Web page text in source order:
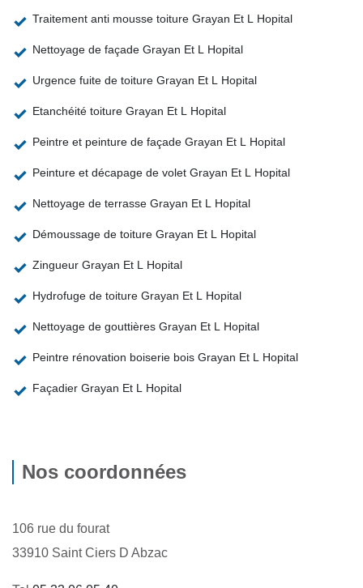
Traitement anti mousse toiture Grayan Et L Hopital
Nettoyage de façade Grayan Et L Hopital
Urgence fuite de toiture Grayan Et L Hopital
Etanchéité toiture Grayan Et L Hopital
Peintre et peinture de façade Grayan Et L Hopital
Peinture et décapage de volet Grayan Et L Hopital
Nettoyage de terrasse Grayan Et L Hopital
Démoussage de toiture Grayan Et L Hopital
Zingueur Grayan Et L Hopital
Hydrofuge de toiture Grayan Et L Hopital
Nettoyage de gouttières Grayan Et L Hopital
Peintre rénovation boiserie bois Grayan Et L Hopital
Façadier Grayan Et L Hopital
Nos coordonnées
106 rue du fourat
33910 Saint Ciers D Abzac